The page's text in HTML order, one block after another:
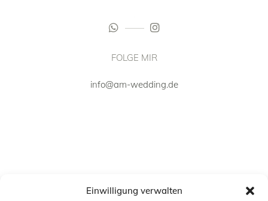
Einwilligung verwalten
FOLGE MIR
info@am-wedding.de